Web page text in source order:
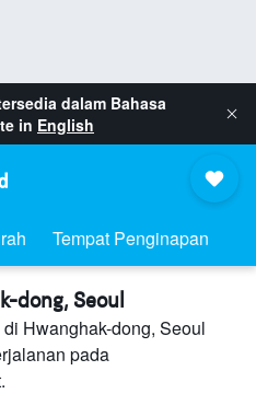
dalam Bahasa
in English
Tempat Penginapan
dong, Seoul
Hwanghak-dong, Seoul
pada